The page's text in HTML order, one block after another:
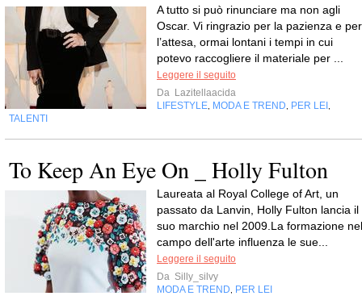
A tutto si può rinunciare ma non agli
Oscar. Vi ringrazio per la pazienza e per
l’attesa, ormai lontani i tempi in cui
potevo raccogliere il materiale per ...
Leggere il seguito
Da Lazitellaacida
LIFESTYLE MODA E TREND PER LEI
TALENTI
To Keep An Eye On _ Holly Fulton
Laureata al Royal College of Art, un
passato da Lanvin, Holly Fulton lancia il
suo marchio nel 2009.La formazione nel
campo dell'arte influenza le sue...
Leggere il seguito
Da Silly_silvy
MODA E TREND
PER LEI